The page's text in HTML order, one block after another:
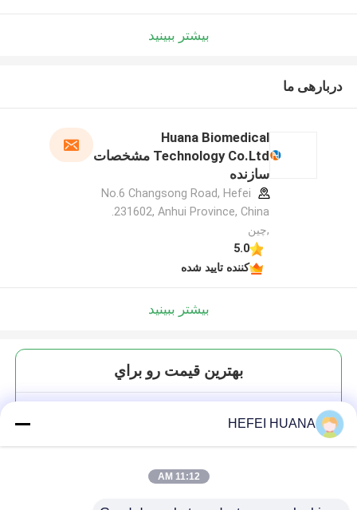
بیشتر ببینید
دربارهی ما
Huana Biomedical
Technology Co.Ltd مشخصات
سازنده
No.6 Changsong Road, Hefei
,چین
5.0
کننده تایید شده
بیشتر ببینید
بهترين قيمت رو براي
HEFEI HUANA
11:12 AM